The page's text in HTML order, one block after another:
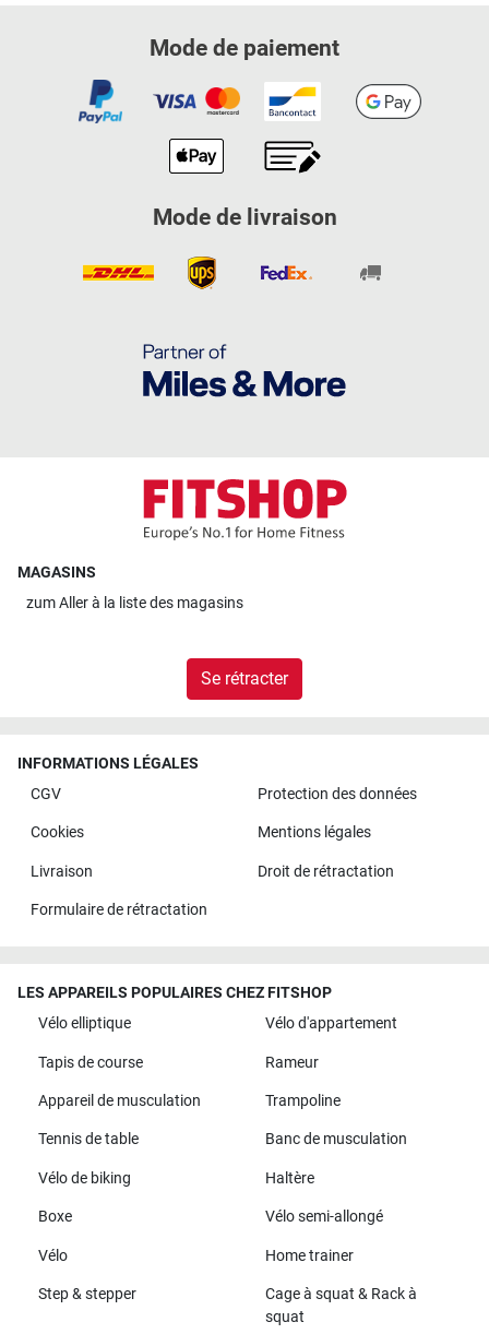
Mode de paiement
Mode de livraison
MAGASINS
zumAller à la liste des magasins
Se rétracter
INFORMATIONS LÉGALES
CGV
Protection des données
Cookies Mentions légales
Livraison Droit de rétractation
Formulaire de rétractation
LES APPAREILS POPULAIRES CHEZ FITSHOP
Vélo elliptique
Vélo d'appartement
Tapis de course Rameur
Appareil de musculation Trampoline
Tennis de table Banc de musculation
Vélo de biking Haltère
Boxe Vélo semi-allongé
Vélo Home trainer
Step & stepper
Cage à squat & Rack à
squat